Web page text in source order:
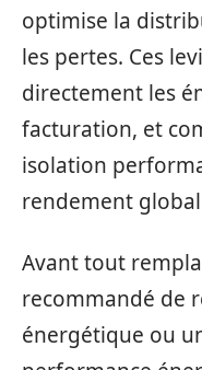
optimise la
les pertes. Ces
directement les
facturation, et
isolation
rendement
Avant tout
recommandé de
énergétique ou